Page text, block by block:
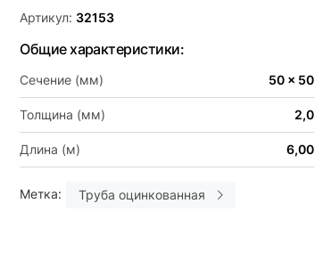
Артикул: 32153
Общие характеристики:
Сечение (мм) 50 x 50
Толщина (мм) 2,0
Длина (м) 6,00
Метка: Труба оцинкованная